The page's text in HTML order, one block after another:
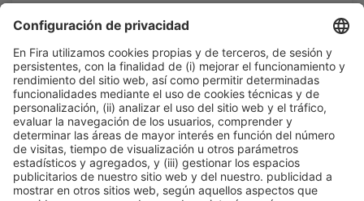
Mar y montaña
Lun 23
16:30h - 17:15h
Show Stage 1 - The Horeca Hub
Acceso libre
Leer más